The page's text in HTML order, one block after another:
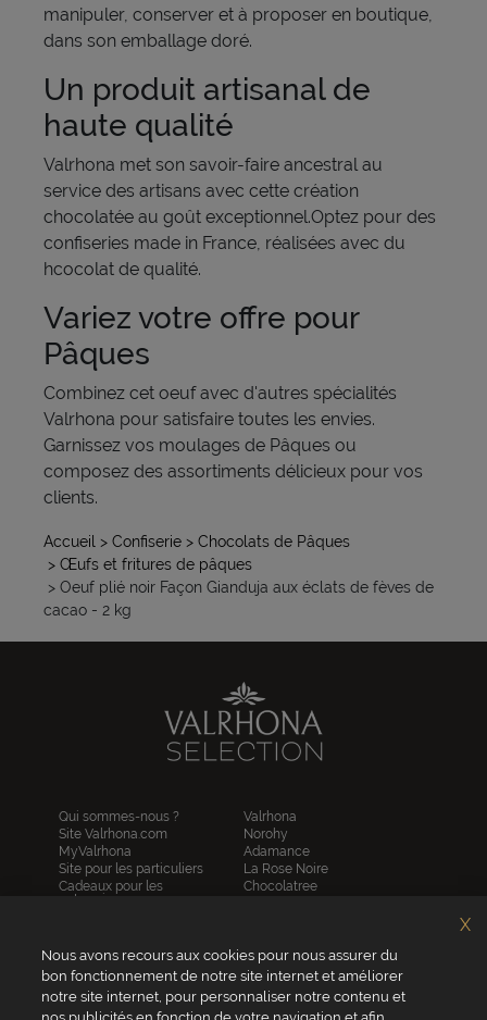
manipuler, conserver et à proposer en boutique,
dans son emballage doré.
Un produit artisanal de
haute qualité
Valrhona met son savoir-faire ancestral au
service des artisans avec cette création
chocolatée au goût exceptionnel.Optez pour des
confiseries made in France, réalisées avec du
hcocolat de qualité.
Variez votre offre pour
Pâques
Combinez cet oeuf avec d'autres spécialités
Valrhona pour satisfaire toutes les envies.
Garnissez vos moulages de Pâques ou
composez des assortiments délicieux pour vos
clients.
Accueil > Confiserie > Chocolats de Pâques
> Œufs et fritures de pâques
> Oeuf plié noir Façon Gianduja aux éclats de fèves de
cacao - 2 kg
Qui sommes-nous ?
Site Valrhona.com
MyValrhona
Site pour les particuliers
Cadeaux pour les
entreprises
Contactez-nous
Valrhona
Norohy
Adamance
La Rose Noire
Chocolatree
Republica del cacao
Service client
Nous avons recours aux cookies pour nous assurer du
bon fonctionnement de notre site internet et améliorer
notre site internet, pour personnaliser notre contenu et
X